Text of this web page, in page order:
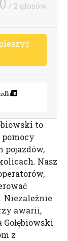
/ 2 głosów
ieszyć
to
pojazdów,
Nasz
Niezależnie
awarii,
z